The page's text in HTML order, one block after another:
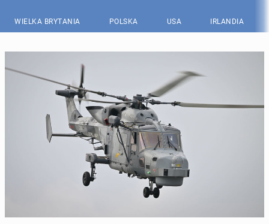
WIELKA BRYTANIA POLSKA USA IRLANDIA